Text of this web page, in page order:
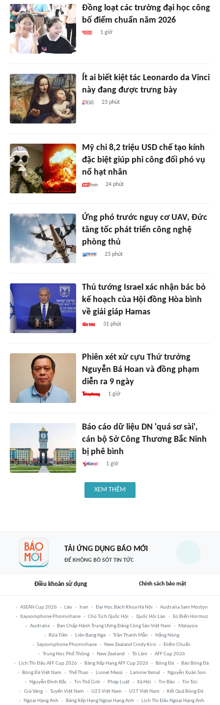
Đồng loạt các trường đại học công
bố điểm chuẩn năm 2026
1 giờ
Ít ai biết kiệt tác Leonardo da Vinci
này đang được trưng bày
23 phút
Mỹ chi 8,2 triệu USD chế tạo kính
đặc biệt giúp phi công đối phó vụ
nổ hạt nhân
24 phút
Ứng phó trước nguy cơ UAV, Đức
tăng tốc phát triển công nghệ
phòng thủ
23 phút
Thủ tướng Israel xác nhận bác bỏ
kế hoạch của Hội đồng Hòa bình
về giải giáp Hamas
31 phút
Phiên xét xử cựu Thứ trưởng
Nguyễn Bá Hoan và đồng phạm
diễn ra 9 ngày
1 giờ
Báo cáo dữ liệu DN 'quá sơ sài',
cán bộ Sở Công Thương Bắc Ninh
bị phê bình
1 giờ
XEM THÊM
TẢI ỨNG DỤNG BÁO MỚI
ĐỂ KHÔNG BỎ SÓT TIN TỨC
Điều khoản sử dụng Chính sách bảo mật
ASEAN Cup 2026 Lào Iran Đại Học Bách Khoa Hà Nội
Australia Sam Mostyn
Xaysomphone Phomvihane
Chủ Tịch Quốc Hội Quốc Hội Lào
Eo Biển Hormuz
Australia
Ban Chấp Hành Trung Ương Đảng Cộng Sản Việt Nam
Malaysia
Rửa Tiền
Liên Bang Nga Trần Thanh Mẫn
Nắng Nóng
Saysomphone Phomvihane
New Zealand Cindy Kiro
Điểm Chuẩn
Trung Học Phổ Thông
New Zealand Tô Lâm
AFF Cup 2026
Lịch Thi Đấu AFF Cup 2026
Bảng Xếp Hạng AFF Cup 2026 Bóng Đá
Báo Bóng Đá
Bóng Đá Việt Nam
Thể Thao Lionel Messi Lamine Yamal
Nguyễn Xuân Son
Nguyễn Đình Bắc
Tin Thế Giới Pháp Luật Xã Hội Tin Bão
Tin Tức
Giá Vàng
Tuyển Việt Nam U23 Việt Nam U17 Việt Nam
Kết Quả Bóng Đá
Ngoại Hạng Anh
Bảng Xếp Hạng Ngoại Hạng Anh Lịch Thi Đấu Ngoại Hạng Anh